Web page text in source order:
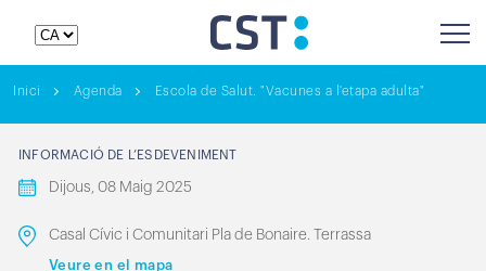
Inici Agenda Escola de Salut. "Vacunes a l'etapa adulta"
INFORMACIÓ DE L’ESDEVENIMENT
Dijous, 08 Maig 2025
Casal Cívic i Comunitari Pla de Bonaire. Terrassa
Veure en el mapa